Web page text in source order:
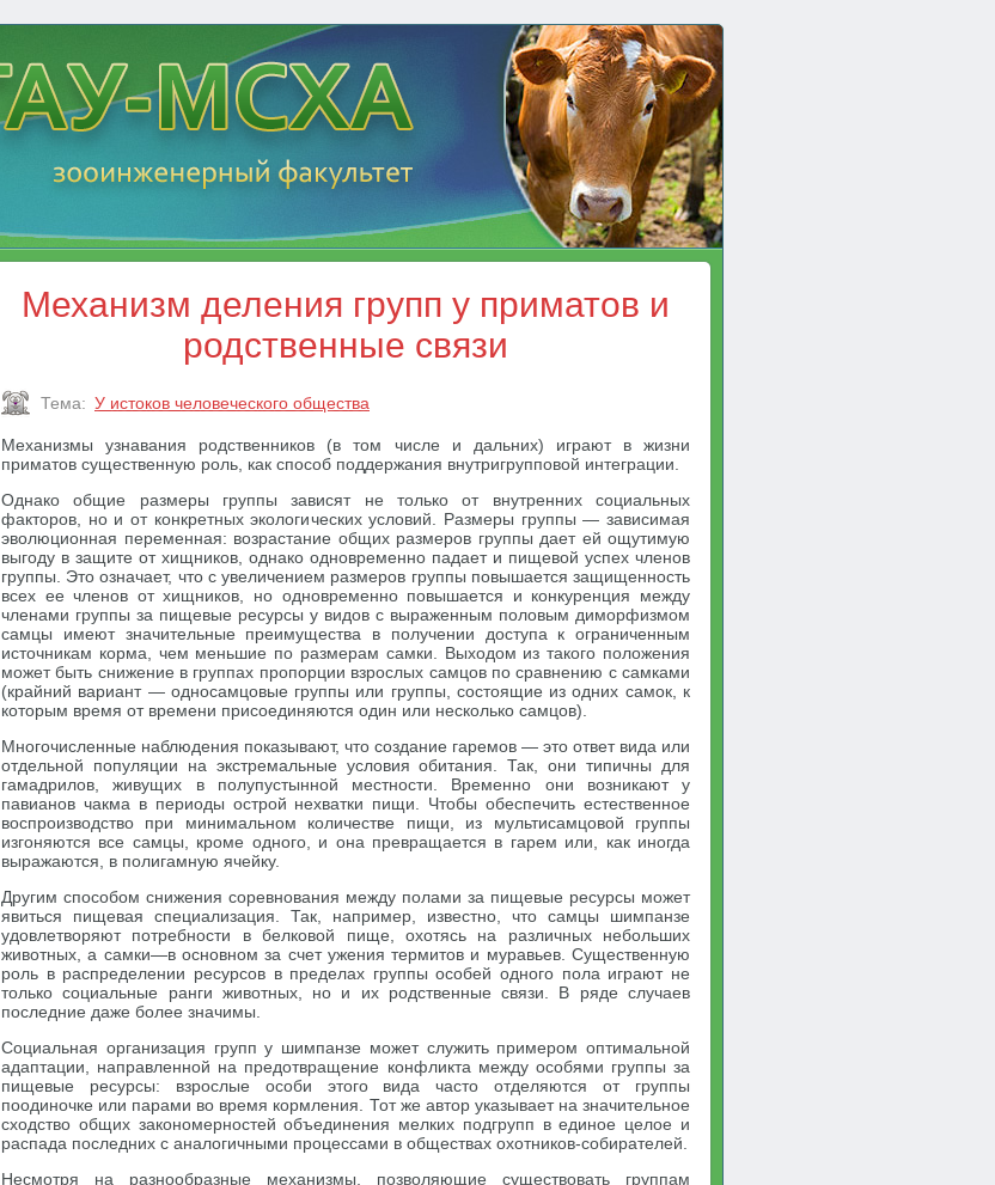
Механизм деления групп у приматов и
родственные связи
Тема: У истоков человеческого общества
Механизмы узнавания родственников (в том числе и дальних) играют в жизни
приматов существенную роль, как способ поддержания внутригрупповой интеграции.
Однако общие размеры группы зависят не только от внутренних социальных
факторов, но и от конкретных экологических условий. Размеры группы — зависимая
эволюционная переменная: возрастание общих размеров группы дает ей ощутимую
выгоду в защите от хищников, однако одновременно падает и пищевой успех членов
группы. Это означает, что с увеличением размеров группы повышается защищенность
всех ее членов от хищников, но одновременно повышается и конкуренция между
членами группы за пищевые ресурсы у видов с выраженным половым диморфизмом
самцы имеют значительные преимущества в получении доступа к ограниченным
источникам корма, чем меньшие по размерам самки. Выходом из такого положения
может быть снижение в группах пропорции взрослых самцов по сравнению с самками
(крайний вариант — односамцовые группы или группы, состоящие из одних самок, к
которым время от времени присоединяются один или несколько самцов).
Многочисленные наблюдения показывают, что создание гаремов — это ответ вида или
отдельной популяции на экстремальные условия обитания. Так, они типичны для
гамадрилов, живущих в полупустынной местности. Временно они возникают у
павианов чакма в периоды острой нехватки пищи. Чтобы обеспечить естественное
воспроизводство при минимальном количестве пищи, из мультисамцовой группы
изгоняются все самцы, кроме одного, и она превращается в гарем или, как иногда
выражаются, в полигамную ячейку.
Другим способом снижения соревнования между полами за пищевые ресурсы может
явиться пищевая специализация. Так, например, известно, что самцы шимпанзе
удовлетворяют потребности в белковой пище, охотясь на различных небольших
животных, а самки—в основном за счет ужения термитов и муравьев. Существенную
роль в распределении ресурсов в пределах группы особей одного пола играют не
только социальные ранги животных, но и их родственные связи. В ряде случаев
последние даже более значимы.
Социальная организация групп у шимпанзе может служить примером оптимальной
адаптации, направленной на предотвращение конфликта между особями группы за
пищевые ресурсы: взрослые особи этого вида часто отделяются от группы
поодиночке или парами во время кормления. Тот же автор указывает на значительное
сходство общих закономерностей объединения мелких подгрупп в единое целое и
распада последних с аналогичными процессами в обществах охотников-собирателей.
Несмотря на разнообразные механизмы, позволяющие существовать группам